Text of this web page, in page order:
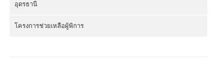
อุดรธานี
โครงการช่วยเหลือผู้พิการ